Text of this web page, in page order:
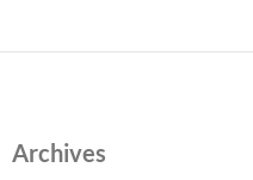
Archives